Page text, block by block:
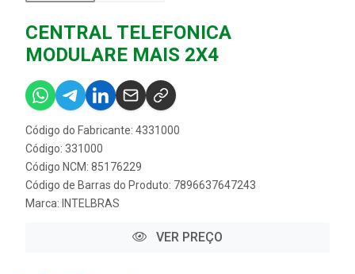
CENTRAL TELEFONICA
MODULARE MAIS 2X4
Código do Fabricante: 4331000
Código: 331000
Código NCM: 85176229
Código de Barras do Produto: 7896637647243
Marca: INTELBRAS
VER PREÇO